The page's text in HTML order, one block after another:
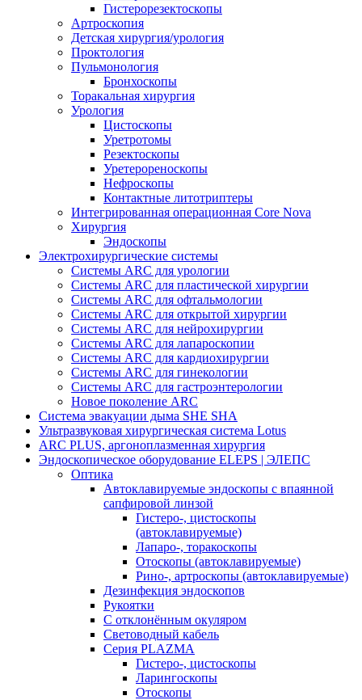
Гистерорезектоскопы
Артроскопия
Детская хирургия/урология
Проктология
Пульмонология
Бронхоскопы
Торакальная хирургия
Урология
Цистоскопы
Уретротомы
Резектоскопы
Уретерореноскопы
Нефроскопы
Контактные литотриптеры
Интегрированная операционная Core Nova
Хирургия
Эндоскопы
Электрохирургические системы
Системы ARC для урологии
Системы ARC для пластической хирургии
Системы ARC для офтальмологии
Системы ARC для открытой хирургии
Системы ARC для нейрохирургии
Системы ARC для лапароскопии
Системы ARC для кардиохирургии
Системы ARC для гинекологии
Системы ARC для гастроэнтерологии
Новое поколение ARC
Система эвакуации дыма SHE SHA
Ультразвуковая хирургическая система Lotus
ARC PLUS, аргоноплазменная хирургия
Эндоскопическое оборудование ELEPS | ЭЛЕПС
Оптика
Автоклавируемые эндоскопы с впаянной
сапфировой линзой
Гистеро-, цистоскопы
(автоклавируемые)
Лапаро-, торакоскопы
Отоскопы (автоклавируемые)
Рино-, артроскопы (автоклавируемые)
Дезинфекция эндоскопов
Рукоятки
С отклонённым окуляром
Световодный кабель
Серия PLAZMA
Гистеро-, цистоскопы
Ларингоскопы
Отоскопы